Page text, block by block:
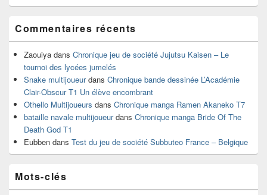
Commentaires récents
Zaouiya dans Chronique jeu de société Jujutsu Kaisen – Le
tournoi des lycées jumelés
Snake multijoueurdans Chronique bande dessinée L’Académie
Clair-Obscur T1 Un élève encombrant
Othello Multijoueurs dans Chronique manga Ramen Akaneko T7
bataille navale multijoueurdans Chronique manga Bride Of The
Death God T1
Eubben dans Test du jeu de société Subbuteo France – Belgique
Mots-clés